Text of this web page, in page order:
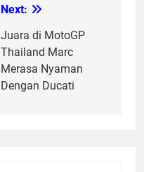
Next:
Juara di MotoGP
Thailand Marc
Merasa Nyaman
Dengan Ducati